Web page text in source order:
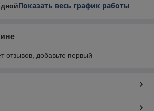
Показать весь график работы
отзывов, добавьте первый